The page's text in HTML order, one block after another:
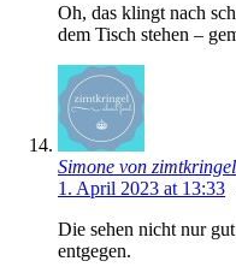
Oh, das klingt nach
dem Tisch stehen –
Simone von zimtkringel
1. April 2023 at 13:33
Die sehen nicht nur
entgegen.